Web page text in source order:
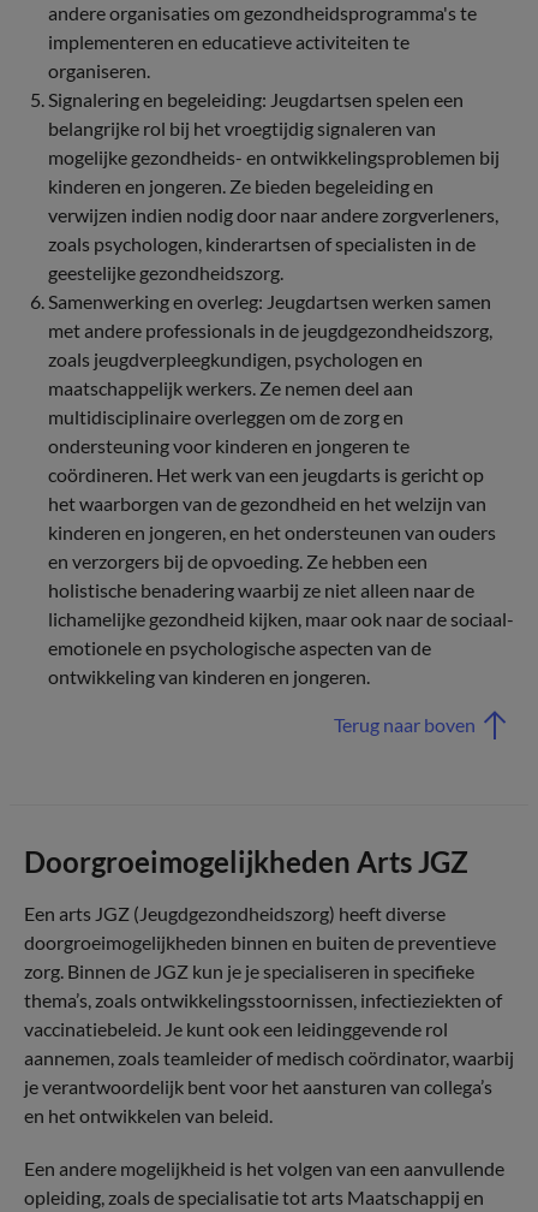
andere organisaties om gezondheidsprogramma's te
implementeren en educatieve activiteiten te
organiseren.
Signalering en begeleiding: Jeugdartsen spelen een
belangrijke rol bij het vroegtijdig signaleren van
mogelijke gezondheids- en ontwikkelingsproblemen bij
kinderen en jongeren. Ze bieden begeleiding en
verwijzen indien nodig door naar andere zorgverleners,
zoals psychologen, kinderartsen of specialisten in de
geestelijke gezondheidszorg.
Samenwerking en overleg: Jeugdartsen werken samen
met andere professionals in de jeugdgezondheidszorg,
zoals jeugdverpleegkundigen, psychologen en
maatschappelijk werkers. Ze nemen deel aan
multidisciplinaire overleggen om de zorg en
ondersteuning voor kinderen en jongeren te
coördineren. Het werk van een jeugdarts is gericht op
het waarborgen van de gezondheid en het welzijn van
kinderen en jongeren, en het ondersteunen van ouders
en verzorgers bij de opvoeding. Ze hebben een
holistische benadering waarbij ze niet alleen naar de
lichamelijke gezondheid kijken, maar ook naar de sociaal-
emotionele en psychologische aspecten van de
ontwikkeling van kinderen en jongeren.
Terug naar boven
Doorgroeimogelijkheden Arts JGZ
Een arts JGZ (Jeugdgezondheidszorg) heeft diverse
doorgroeimogelijkheden binnen en buiten de preventieve
zorg. Binnen de JGZ kun je je specialiseren in specifieke
thema’s, zoals ontwikkelingsstoornissen, infectieziekten of
vaccinatiebeleid. Je kunt ook een leidinggevende rol
aannemen, zoals teamleider of medisch coördinator, waarbij
je verantwoordelijk bent voor het aansturen van collega’s
en het ontwikkelen van beleid.
Een andere mogelijkheid is het volgen van een aanvullende
opleiding, zoals de specialisatie tot arts Maatschappij en